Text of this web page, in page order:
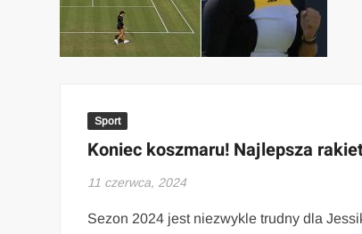
Sport
Koniec koszmaru! Najlepsza
11 czerwca, 2024
Sezon 2024 jest niezwykle trudny dla